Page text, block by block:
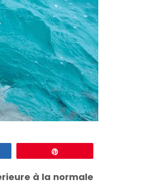
à la normale